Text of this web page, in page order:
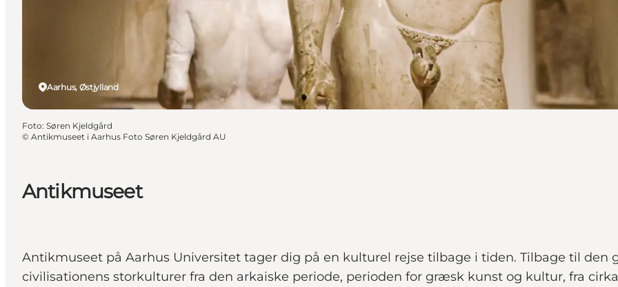
Antikmuseet
Antikmuseet på Aarhus Universitet tager dig på en kulturel rejse tilbage i tiden. Tilbage til
civilisationens storkulturer fra den arkaiske periode, perioden for græsk kunst og kultur, fra
Aarhus, Østjylland
Foto: Søren Kjeldgård
© Antikmuseet i Aarhus Foto Søren Kjeldgård AU